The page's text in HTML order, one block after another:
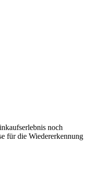
noch
für die Wiedererkennung